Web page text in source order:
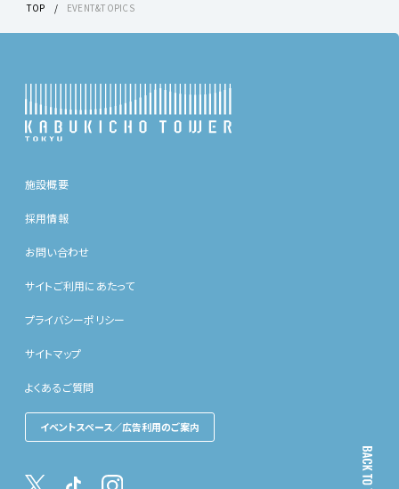
TOP EVENT&TOPICS
施設概要
採用情報
お問い合わせ
サイトご利用にあたって
プライバシーポリシー
サイトマップ
よくあるご質問
イベントスペース／広告利用のご案内